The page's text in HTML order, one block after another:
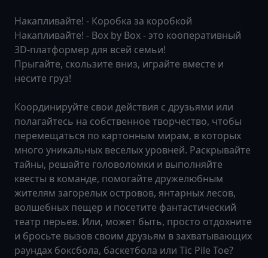
Накапливайте! - Коробка за коробкой
Накапливайте! - Box by Box - это кооперативный
3D-платформер для всей семьи!
Прыгайте, скользите вниз, играйте вместе и
несите груз!
Координируйте свои действия с друзьями или
полагайтесь на собственное творчество, чтобы
перемещаться по картонным мирам, в которых
много уникальных веселых уровней. Раскрывайте
тайны, решайте головоломки и выполняйте
квесты в команде, помогайте дружелюбным
жителям загорелых островов, янтарных лесов,
волшебных пещер и посетите фантастический
театр перьев. Или, может быть, просто отдохните
и бросьте вызов своим друзьям в захватывающих
раундах боксбола, баскетбола или Tic Pile Toe?